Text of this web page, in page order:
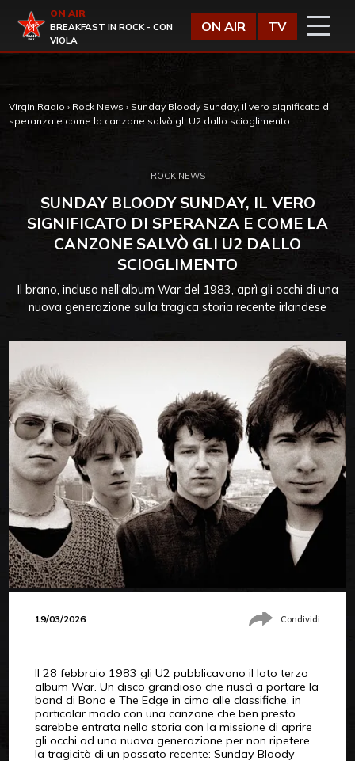
Virgin Radio
ON AIR
BREAKFAST IN ROCK - CON
VIOLA
ON AIR TV
Virgin Radio › Rock News › Sunday Bloody Sunday, il vero significato di
speranza e come la canzone salvò gli U2 dallo scioglimento
ROCK NEWS
SUNDAY BLOODY SUNDAY, IL VERO
SIGNIFICATO DI SPERANZA E COME LA
CANZONE SALVÒ GLI U2 DALLO
SCIOGLIMENTO
Il brano, incluso nell'album War del 1983, aprì gli occhi di una
nuova generazione sulla tragica storia recente irlandese
19/03/2026 Condividi
Il 28 febbraio 1983 gli U2 pubblicavano il loto terzo
album War. Un disco grandioso che riuscì a portare la
band di Bono e The Edge in cima alle classifiche, in
particolar modo con una canzone che ben presto
sarebbe entrata nella storia con la missione di aprire
gli occhi ad una nuova generazione per non ripetere
la tragicità di un passato recente: Sunday Bloody